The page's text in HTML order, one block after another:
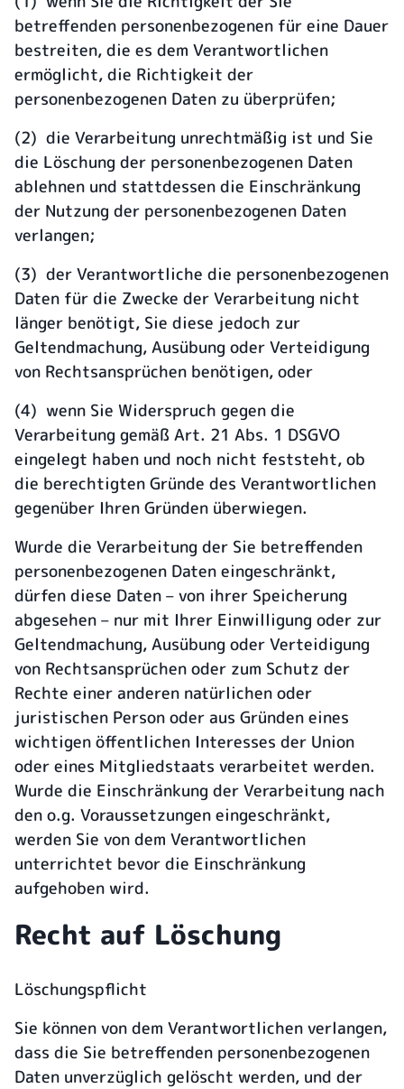
betreffenden personenbezogenen für eine Dauer
bestreiten, die es dem Verantwortlichen
ermöglicht, die Richtigkeit der
personenbezogenen Daten zu überprüfen;
(2) die Verarbeitung unrechtmäßig ist und Sie
die Löschung der personenbezogenen Daten
ablehnen und stattdessen die Einschränkung
der Nutzung der personenbezogenen Daten
verlangen;
(3) der Verantwortliche die personenbezogenen
Daten für die Zwecke der Verarbeitung nicht
länger benötigt, Sie diese jedoch zur
Geltendmachung, Ausübung oder Verteidigung
von Rechtsansprüchen benötigen, oder
(4) wenn Sie Widerspruch gegen die
Verarbeitung gemäß Art. 21 Abs. 1 DSGVO
eingelegt haben und noch nicht feststeht, ob
die berechtigten Gründe des Verantwortlichen
gegenüber Ihren Gründen überwiegen.
Wurde die Verarbeitung der Sie betreffenden
personenbezogenen Daten eingeschränkt,
dürfen diese Daten – von ihrer Speicherung
abgesehen – nur mit Ihrer Einwilligung oder zur
Geltendmachung, Ausübung oder Verteidigung
von Rechtsansprüchen oder zum Schutz der
Rechte einer anderen natürlichen oder
juristischen Person oder aus Gründen eines
wichtigen öffentlichen Interesses der Union
oder eines Mitgliedstaats verarbeitet werden.
Wurde die Einschränkung der Verarbeitung nach
den o.g. Voraussetzungen eingeschränkt,
werden Sie von dem Verantwortlichen
unterrichtet bevor die Einschränkung
aufgehoben wird.
Recht auf Löschung
Löschungspflicht
Sie können von dem Verantwortlichen verlangen,
dass die Sie betreffenden personenbezogenen
Daten unverzüglich gelöscht werden, und der